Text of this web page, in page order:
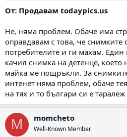
От: Продавам todaypics.us
Не, няма проблем. Обаче има
оправдавам с това, че снимките
потребителите и ги махам.
качил снимка на детенце, което
майка ме пощръкли. За
интенет няма проблем, обаче
на тях и то българи си е
M momcheto
Well-Known Member